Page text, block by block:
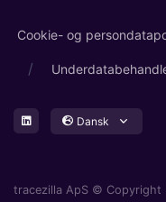
Cookie- og
/
Dansk
tracezilla ApS © Copyright